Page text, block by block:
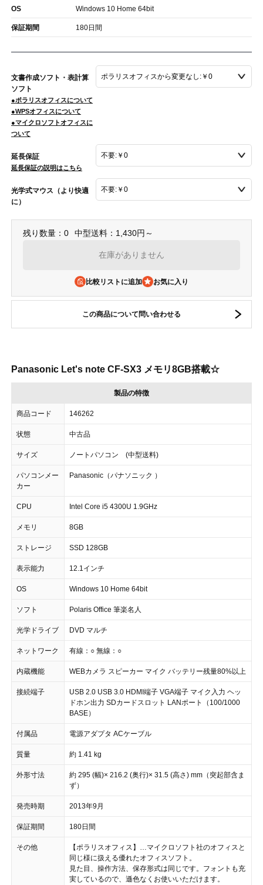
OS Windows 10 Home 64bit
保証期間 180日間
文書作成ソフト・表計算
ソフト
●ポラリスオフィスについて
●WPSオフィスについて
●マイクロソフトオフィスに
ついて
延長保証
延長保証の説明はこちら
光学式マウス（より快適
に）
残り数量：0 中型送料：1,430円～
在庫がありません
比較リストに追加
この商品について問い合わせる
Panasonic Let's note CF-SX3 メモリ8GB搭載☆
製品の特徴
商品コード 146262
状態 中古品
サイズ ノートパソコン (中型送料)
パソコンメー
カー
Panasonic（パナソニック ）
CPU Intel Core i5 4300U 1.9GHz
メモリ 8GB
ストレージ SSD 128GB
表示能力 12.1インチ
OS Windows 10 Home 64bit
ソフト Polaris Office 筆楽名人
光学ドライブ DVD マルチ
ネットワーク 有線：○ 無線：○
内蔵機能 WEBカメラ スピーカー マイク バッテリー残量80%以上
接続端子
USB 2.0 USB 3.0 HDMI端子 VGA端子 マイク入力 ヘッ
ドホン出力 SDカードスロット LANポート（100/1000
BASE）
付属品 電源アダプタ ACケーブル
質量 約 1.41 kg
外形寸法
約 295 (幅)× 216.2 (奥行)× 31.5 (高さ) mm（突起部含ま
ず）
発売時期 2013年9月
保証期間 180日間
その他
【ポラリスオフィス】…マイクロソフト社のオフィスと
同じ様に扱える優れたオフィスソフト。
見た目、操作方法、保存形式は同じです。フォントも充
実しているので、遜色なくお使いいただけます。